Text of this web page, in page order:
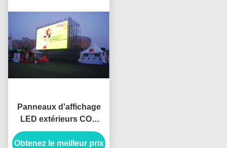
Panneaux d'affichage
LED extérieurs COB
P2.5 6500 Haute
luminosité IP65
Obtenez le meilleur prix